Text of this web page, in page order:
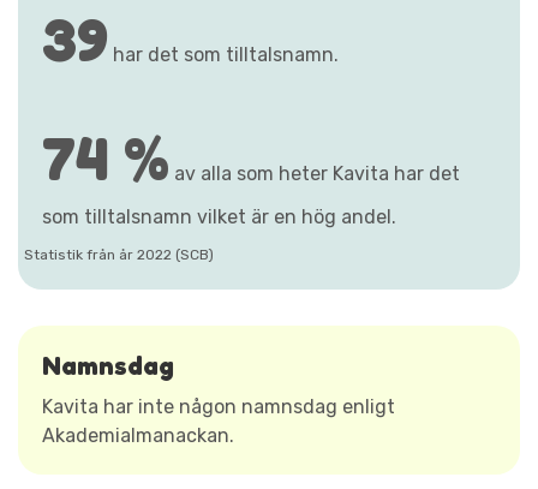
39 har det som tilltalsnamn.
74 % av alla som heter Kavita har det
som tilltalsnamn vilket är en hög andel.
Statistik från år 2022 (SCB)
Namnsdag
Kavita har inte någon namnsdag enligt
Akademialmanackan.